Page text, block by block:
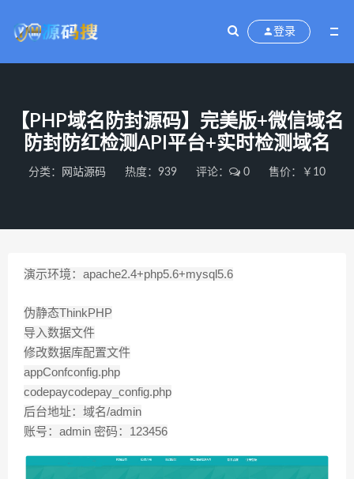
登录
【PHP域名防封源码】完美版+微信域名
防封防红检测API平台+实时检测域名
分类： 网站源码 热度：939 评论： 0 售价：￥10
演示环境：apache2.4+php5.6+mysql5.6
伪静态ThinkPHP
导入数据文件
修改数据库配置文件
appConfconfig.php
codepaycodepay_config.php
后台地址：域名/admin
账号：admin 密码：123456